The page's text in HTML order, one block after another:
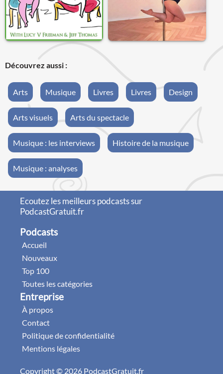
Découvrez aussi :
Arts Musique Livres Livres Design
Arts visuels Arts du spectacle
Musique : les interviews Histoire de la musique
Musique : analyses
Ecoutez les meilleurs podcasts sur
PodcastGratuit.fr
Podcasts
Accueil
Nouveaux
Top 100
Toutes les catégories
Entreprise
À propos
Contact
Politique de confidentialité
Mentions légales
Copyright © 2026 PodcastGratuit.fr